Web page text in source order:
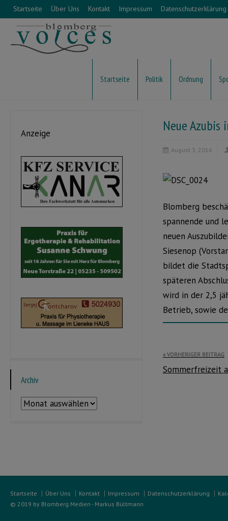
Startseite Über Uns Kontakt Impressum Datenschutzerklärung
Startseite Politik Ordnung
Neue Azubis
August 3, 2016
Blomberg
spannende und
neuen
Siesenop
bildet die
späteren
wird in der 2,5
Betrieb, sowie
VORHERIGER BEITRAG
Sommerfreizeit
Anzeige
Archiv
Archiv
Startseite Über Uns Kontakt Impressum Datenschutzerklärung
© 2019 by Blomberg Medien - Markus Bültmann